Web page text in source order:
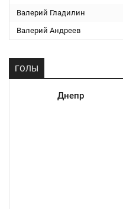
Валерий Гладилин
Валерий Андреев
ГОЛЫ
Днепр